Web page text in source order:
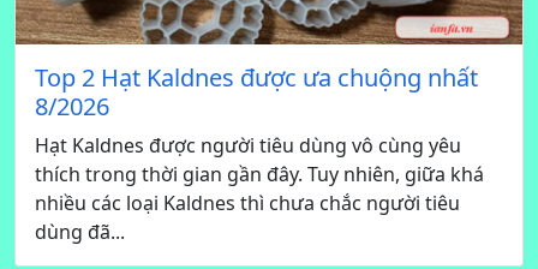
Top 2 Hạt Kaldnes được ưa chuộng nhất
8/2026
Hạt Kaldnes được người tiêu dùng vô cùng yêu
thích trong thời gian gần đây. Tuy nhiên, giữa khá
nhiều các loại Kaldnes thì chưa chắc người tiêu
dùng đã...